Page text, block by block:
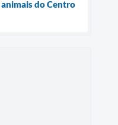
do Centro